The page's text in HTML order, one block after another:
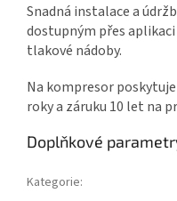
Snadná instalace a
dostupným přes
tlakové nádoby.
Na kompresor
roky a záruku 10 let na
Doplňkové
Kategorie: